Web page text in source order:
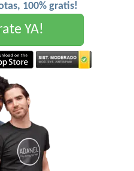
100% gratis!
YA!